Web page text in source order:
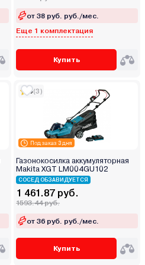
от 38 руб. руб./мес.
Еще 1 комплектация
Купить
Под заказ 3 дня
5(3)
Газонокосилка аккумуляторная
Makita XGT LM004GU102
СОСЕД ОБЗАВИДУЕТСЯ
1 461.87 руб.
1593.44 руб.
от 36 руб. руб./мес.
Купить